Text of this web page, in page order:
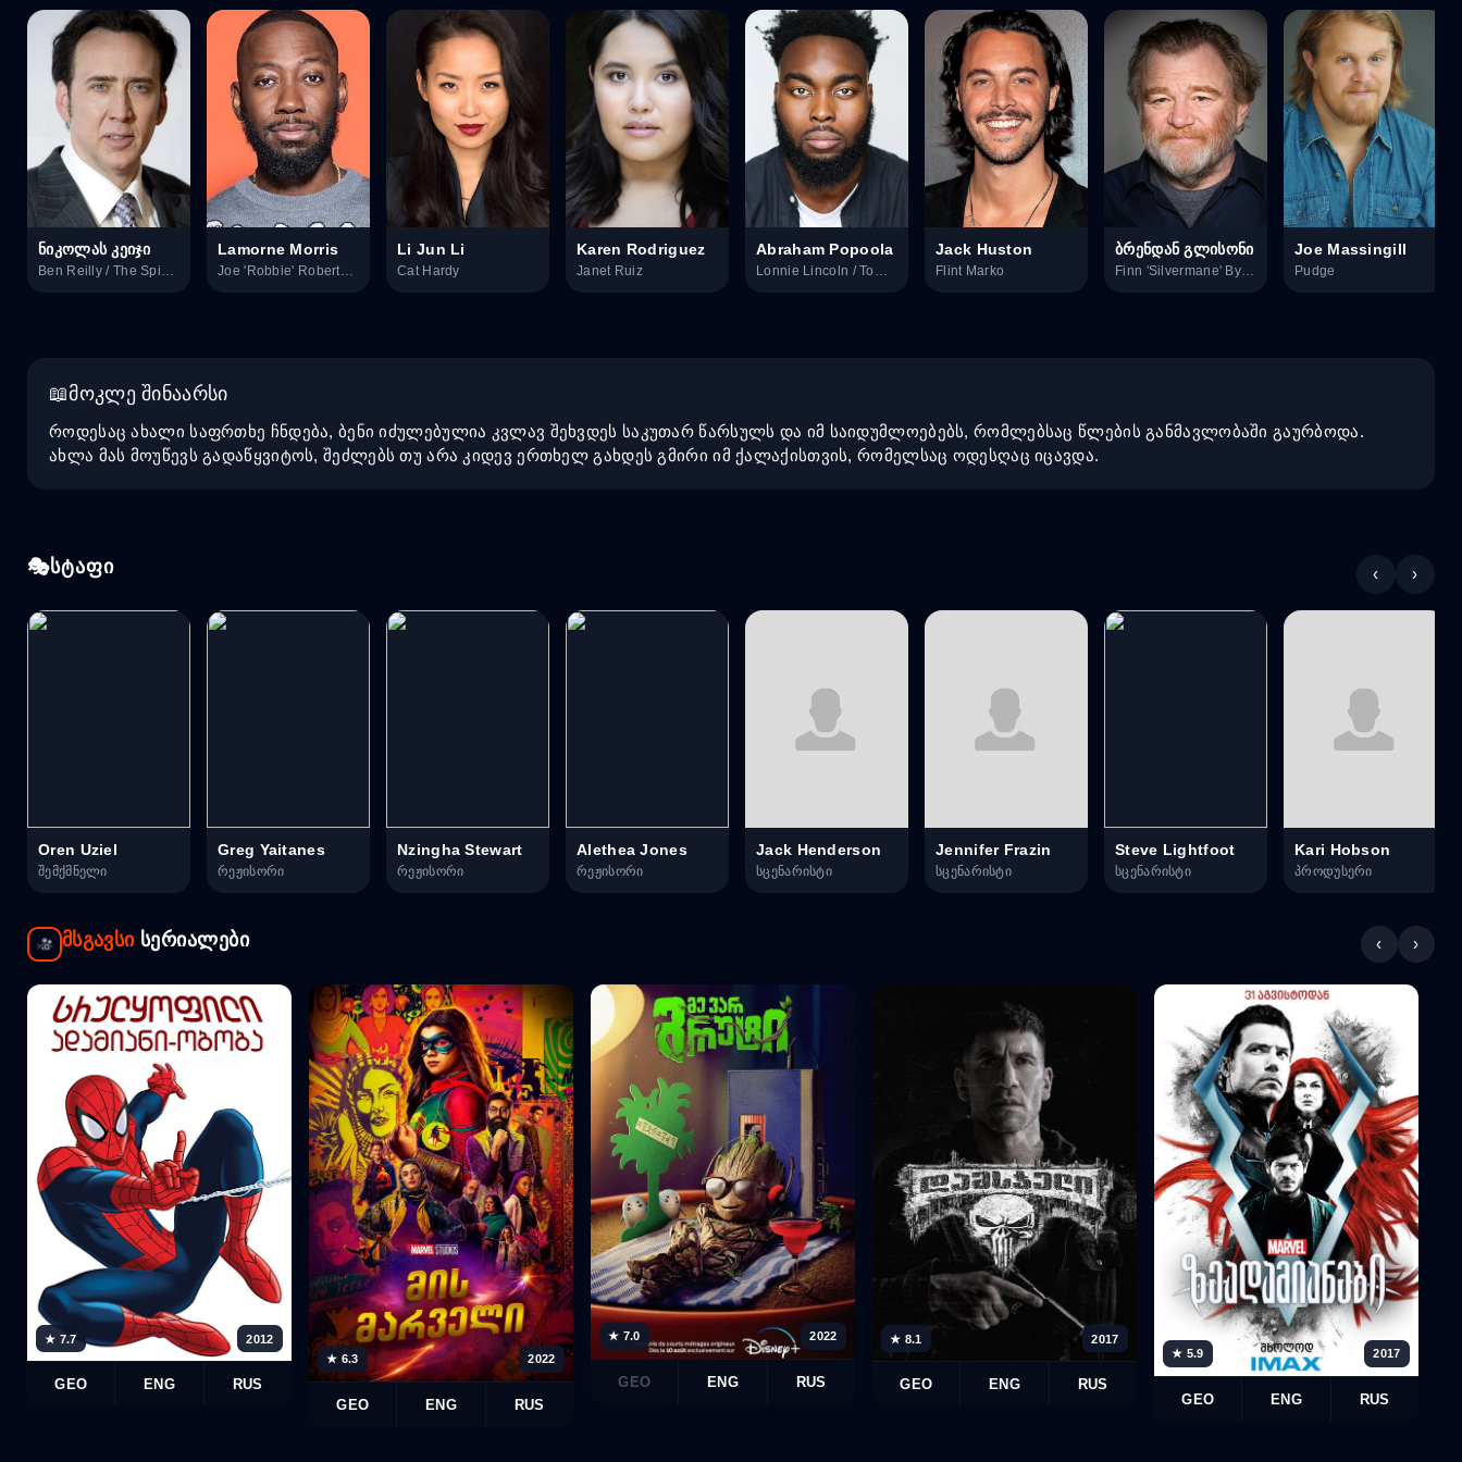
ნიკოლას კეიჯი Lamorne Morris Li Jun Li
Cat Hardy
Karen Rodriguez
Janet Ruiz
Abraham Popoola Jack Huston
Flint Marko
ბრენდან გლისონი Joe Massingill
Pudge
მოკლე შინაარსი
როდესაც ახალი საფრთხე ჩნდება, ბენი იძულებულია კვლავ შეხვდეს საკუთარ წარსულს და იმ საიდუმლოებებს, რომლებსაც წლების განმავლობაში გაურბოდა.
ახლა მას მოუწევს გადაწყვიტოს, შეძლებს თუ არა კიდევ ერთხელ გახდეს გმირი იმ ქალაქისთვის, რომელსაც ოდესღაც იცავდა.
სტაფი ‹ ›
Oren Uziel
შემქმნელი
Greg Yaitanes
რეჟისორი
Nzingha Stewart
რეჟისორი
Alethea Jones
რეჟისორი
Jack Henderson
სცენარისტი
Jennifer Frazin
სცენარისტი
Steve Lightfoot
სცენარისტი
Kari Hobson
პროდუსერი
მსგავსისერიალები ‹ ›
★ 7.7 2012
GEO ENG RUS
★ 6.3 2022
GEO ENG RUS
★ 7.0 2022
GEO ENG RUS
★ 8.1 2017
GEO ENG RUS
★ 5.9 2017
GEO ENG RUS